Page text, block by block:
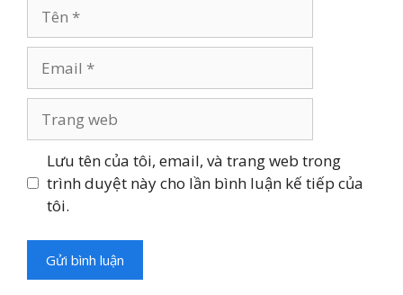
web
Lưu tên của tôi, email, và trang web trong
trình duyệt này cho lần bình luận kế tiếp của
tôi.